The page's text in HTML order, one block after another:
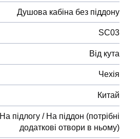
Душова кабіна без піддону
SC03
Від кута
Чехія
Китай
На підлогу / На піддон (потрібні
додаткові отвори в ньому)